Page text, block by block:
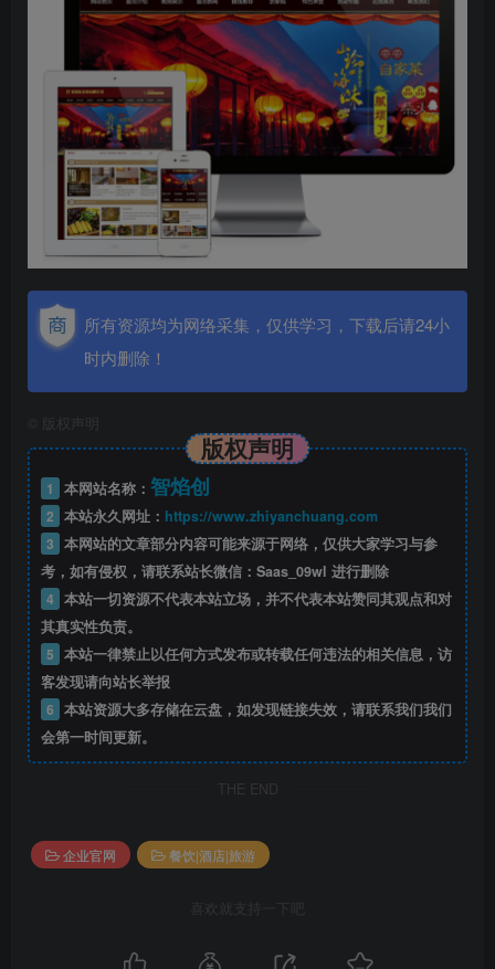
所有资源均为网络采集，仅供学习，下载后请24小
时内删除！
版权声明
版权声明
1 本网站名称： 智焰创
2 本站永久网址： https://www.zhiyanchuang.com
3 本网站的文章部分内容可能来源于网络，仅供大家学习与参
考，如有侵权，请联系站长微信：Saas_09wl 进行删除
4 本站一切资源不代表本站立场，并不代表本站赞同其观点和对
其真实性负责。
5 本站一律禁止以任何方式发布或转载任何违法的相关信息，访
客发现请向站长举报
6 本站资源大多存储在云盘，如发现链接失效，请联系我们我们
会第一时间更新。
THE END
企业官网 餐饮|酒店|旅游
喜欢就支持一下吧